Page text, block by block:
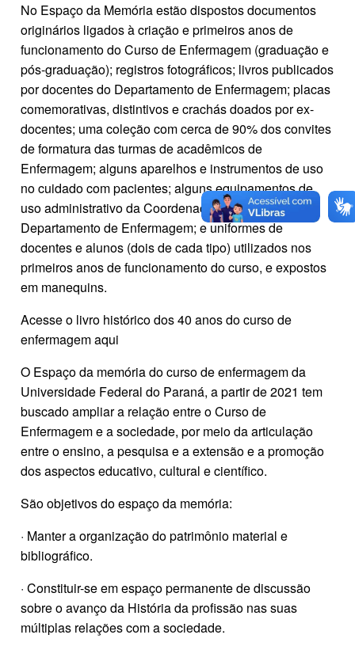
No Espaço da Memória estão dispostos documentos
originários ligados à criação e primeiros anos de
funcionamento do Curso de Enfermagem (graduação e
pós-graduação); registros fotográficos; livros publicados
por docentes do Departamento de Enfermagem; placas
comemorativas, distintivos e crachás doados por ex-
docentes; uma coleção com cerca de 90% dos convites
de formatura das turmas de acadêmicos de
Enfermagem; alguns aparelhos e instrumentos de uso
no cuidado com pacientes; alguns equipamentos de
uso administrativo da Coordenação do Curso e do
Departamento de Enfermagem; e uniformes de
docentes e alunos (dois de cada tipo) utilizados nos
primeiros anos de funcionamento do curso, e expostos
em manequins.
Acesse o livro histórico dos 40 anos do curso de
enfermagem aqui
O Espaço da memória do curso de enfermagem da
Universidade Federal do Paraná, a partir de 2021 tem
buscado ampliar a relação entre o Curso de
Enfermagem e a sociedade, por meio da articulação
entre o ensino, a pesquisa e a extensão e a promoção
dos aspectos educativo, cultural e científico.
São objetivos do espaço da memória:
· Manter a organização do patrimônio material e
bibliográfico.
· Constituir-se em espaço permanente de discussão
sobre o avanço da História da profissão nas suas
múltiplas relações com a sociedade.